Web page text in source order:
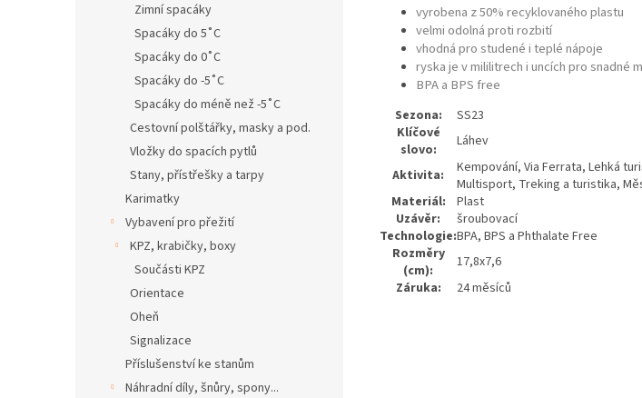
Zimní spacáky
Spacáky do 5˚C
Spacáky do 0˚C
Spacáky do -5˚C
Spacáky do méně než -5˚C
Cestovní polštářky, masky a pod.
Vložky do spacích pytlů
Stany, přístřešky a tarpy
Karimatky
Vybavení pro přežití
KPZ, krabičky, boxy
Součásti KPZ
Orientace
Oheň
Signalizace
Příslušenství ke stanům
Náhradní díly, šnůry, spony...
vyrobena z 50% recyklovaného plastu
velmi odolná proti rozbití
vhodná pro studené i teplé nápoje
ryska je v mililitrech i uncích pro snadné
BPA a BPS free
Sezona:
SS23
Klíčové
slovo:
Láhev
Aktivita:
Kempování, Via Ferrata, Lehká
Multisport, Treking a turistika,
Materiál:
Plast
Uzávěr:
šroubovací
Technologie:BPA, BPS a Phthalate Free
Rozměry
(cm):
17,8x7,6
Záruka:
24 měsíců